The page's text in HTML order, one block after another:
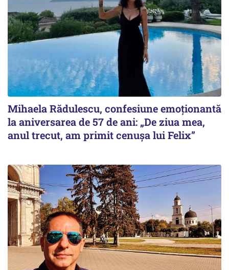
Mihaela Rădulescu, confesiune emoționantă
la aniversarea de 57 de ani: „De ziua mea,
anul trecut, am primit cenușa lui Felix”